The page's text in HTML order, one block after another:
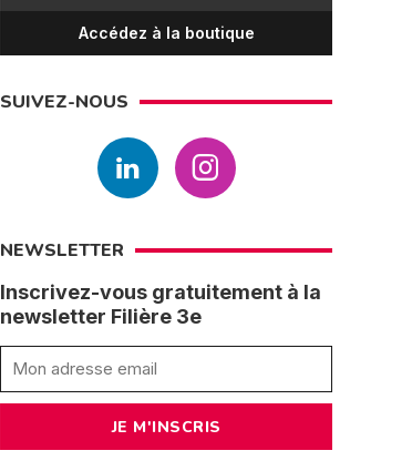
Accédez à la boutique
SUIVEZ-NOUS
NEWSLETTER
Inscrivez-vous gratuitement à la
newsletter Filière 3e